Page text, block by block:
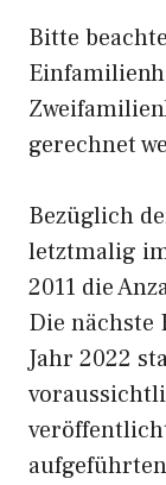
Bitte
gerechnet
Bezüglich
letztmalig
2011 die
Die nächste
Jahr 2022